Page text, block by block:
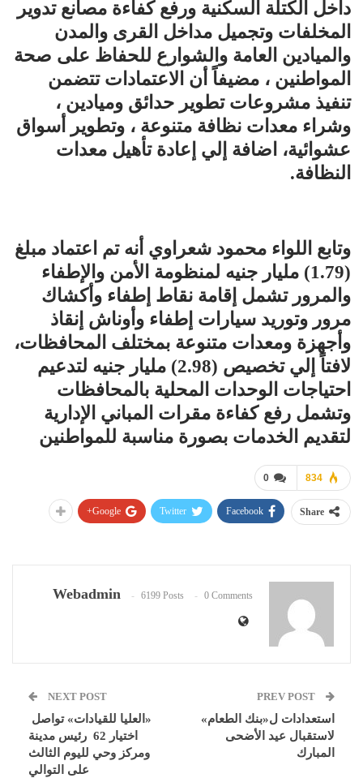
داخل الكتلة السكنية ورفع كفاءة مصانع تدوير
المخلفات وتجميل مداخل القرى والمدن
والميادين العامة والشوارع للحفاظ على صحة
المواطنين ، مضيفاً أن الاعتمادات تتضمن
تنفيذ مشروعات تطوير حدائق وميادين ،
وشراء معدات نظافة متنوعة ، وتطوير أسواق
عشوائية، اضافة إلي إعادة تأهيل معدات
النظافة.
وتابع اللواء محمود شعراوي أنه تم اعتماد مبلغ
(1.79) مليار جنيه لمنظومة الأمن والإطفاء
والمرور تشمل إقامة نقاط إطفاء وأكشاك
مرور وتوريد سيارات إطفاء وأوناش إنقاذ
وأجهزة ومعدات متنوعة بمختلف المحافظات،
لافتاً إلي تخصيص (2.98) مليار جنيه لتدعيم
احتياجات الوحدات المحلية بالمحافظات
وتشمل رفع كفاءة مقرات المباني الإدارية
لتقديم الخدمات بصورة مناسبة للمواطنين
0 834
Share
Facebook
Twitter
Google+
Webadmin 6199 Posts 0 Comments
استعدادات ل«بنك الطعام»
لاستقبال عيد الأضحى
المبارك
NEXT POST
«العليا للقيادات» تواصل
اختيار 62 رئيس مدينة
ومركز وحي لليوم الثالث
على التوالي